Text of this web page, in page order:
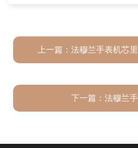
上一篇： 法穆兰手表机芯
下一篇： 法穆兰